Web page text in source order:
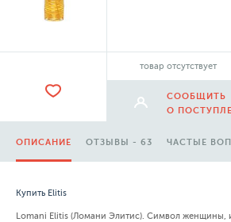
товар отсутствует
СООБЩИТЬ
О
ОПИСАНИЕ ОТЗЫВЫ - 63 ЧАСТЫЕ
Купить Elitis
Lomani Elitis (Ломани Элитис). Символ женщины,